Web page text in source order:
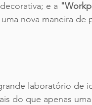
e a
nova maneira de
laboratório de
do que apenas